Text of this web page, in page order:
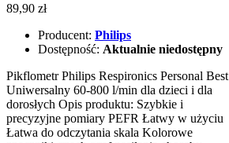
89,90 zł
Producent: Philips
Dostępność: Aktualnie niedostępny
Pikflometr Philips Respironics Personal Best
Uniwersalny 60-800 l/min dla dzieci i dla
dorosłych Opis produktu: Szybkie i
precyzyjne pomiary PEFR Łatwy w użyciu
Łatwa do odczytania skala Kolorowe